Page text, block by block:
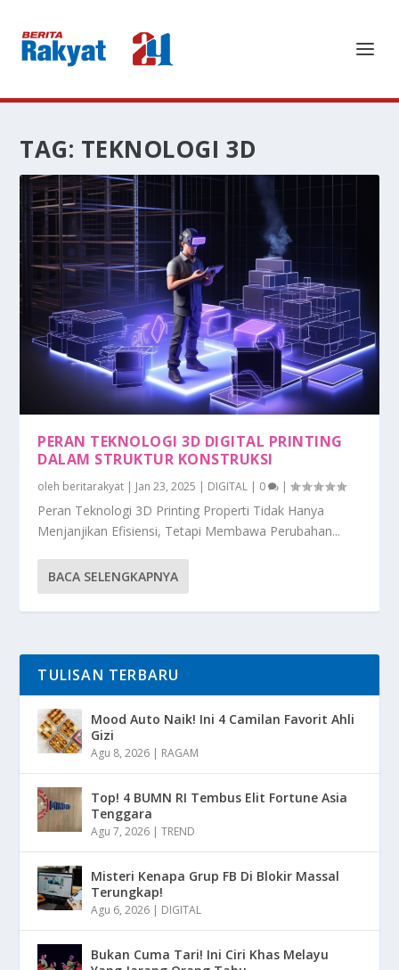
TAG: TEKNOLOGI 3D
PERAN TEKNOLOGI 3D DIGITAL PRINTING
DALAM STRUKTUR KONSTRUKSI
oleh beritarakyat | Jan 23, 2025 | DIGITAL | 0 |
Peran Teknologi 3D Printing Properti Tidak Hanya
Menjanjikan Efisiensi, Tetapi Membawa Perubahan...
BACA SELENGKAPNYA
TULISAN TERBARU
Mood Auto Naik! Ini 4 Camilan Favorit Ahli
Gizi
Agu 8, 2026 | RAGAM
Top! 4 BUMN RI Tembus Elit Fortune Asia
Tenggara
Agu 7, 2026 |TREND
Misteri Kenapa Grup FB Di Blokir Massal
Terungkap!
Agu 6, 2026 | DIGITAL
Bukan Cuma Tari! Ini Ciri Khas Melayu